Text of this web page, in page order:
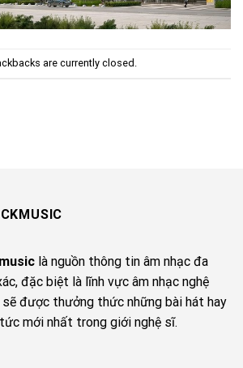
are currently closed.
là nguồn thông tin âm nhạc đa
đặc biệt là lĩnh vực âm nhạc nghệ
được thưởng thức những bài hát hay
mới nhất trong giới nghệ sĩ.